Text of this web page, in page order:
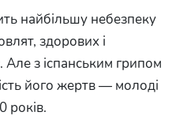
найбільшу небезпеку
здорових і
Але з іспанським грипом
його жертв — молоді
років.